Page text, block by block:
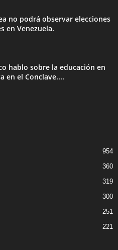
no podrá observar elecciones
en Venezuela.
hablo sobre la educación en
en el Conclave....
954
360
319
300
251
221